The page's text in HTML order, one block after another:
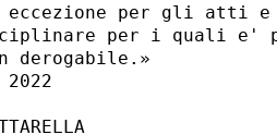
per gli atti e
per i quali e'
derogabile.»
2022